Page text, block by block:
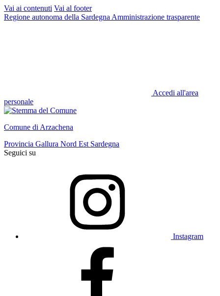
Vai ai contenuti Vai al footer
Regione autonoma della Sardegna Amministrazione trasparente
Accedi all'area
personale
Comune di Arzachena
Provincia Gallura Nord Est Sardegna
Seguici su
Instagram